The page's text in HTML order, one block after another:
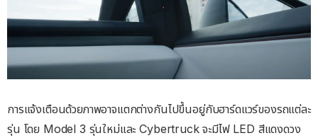
การแจ้งเตือนด้วยภาพอาจแตกต่างกันไปขึ้นอยู่กับฮาร์ดแวร์ของรถแต่ละ
รุ่น โดย Model 3 รุ่นใหม่และ Cybertruck จะมีไฟ LED สีแดงดวง